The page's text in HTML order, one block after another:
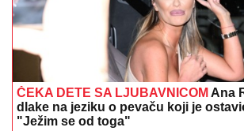
ČEKA DETE SA LJUBAVNICOM Ana
dlake na jeziku o pevaču koji je
"Ježim se od toga"